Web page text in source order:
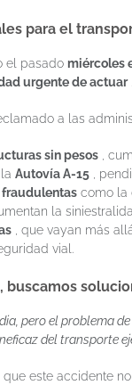
para el
el pasadomiércoles
urgente de actuar.
a las
sin pesos ,
laAutovía A-15 ,
fraudulentas como la
la
, que vayan más
vial.
buscamos
pero el problema
del transporte
que este accidente